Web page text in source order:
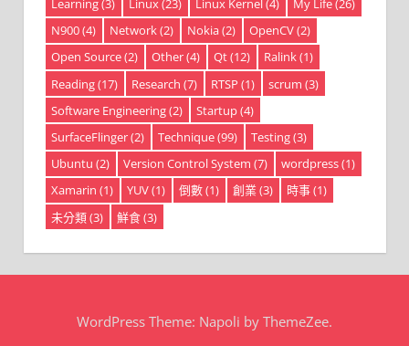
Learning(3) Linux(23) Linux Kernel(4) My Life(26)
N900(4) Network(2) Nokia(2) OpenCV(2)
Open Source(2) Other(4) Qt(12) Ralink(1)
Reading(17) Research (7) RTSP (1) scrum (3)
Software Engineering(2) Startup(4)
SurfaceFlinger(2) Technique(99) Testing(3)
Ubuntu (2) Version Control System (7) wordpress(1)
Xamarin (1) YUV(1) 倒數(1) 創業(3) 時事(1)
未分類(3) 鮮食(3)
WordPress Theme: Napoli by ThemeZee.